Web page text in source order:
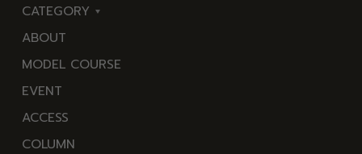
東
伊
豆
西
伊
豆
CATEGORY
海
岬
温
泉
花
ABOUT
MODEL COURSE
EVENT
ACCESS
COLUMN